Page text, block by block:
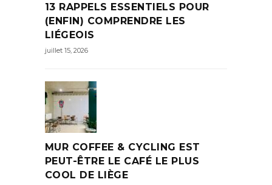
13 RAPPELS ESSENTIELS POUR
(ENFIN) COMPRENDRE LES
LIÉGEOIS
juillet 15, 2026
MUR COFFEE & CYCLING EST
PEUT-ÊTRE LE CAFÉ LE PLUS
COOL DE LIÈGE